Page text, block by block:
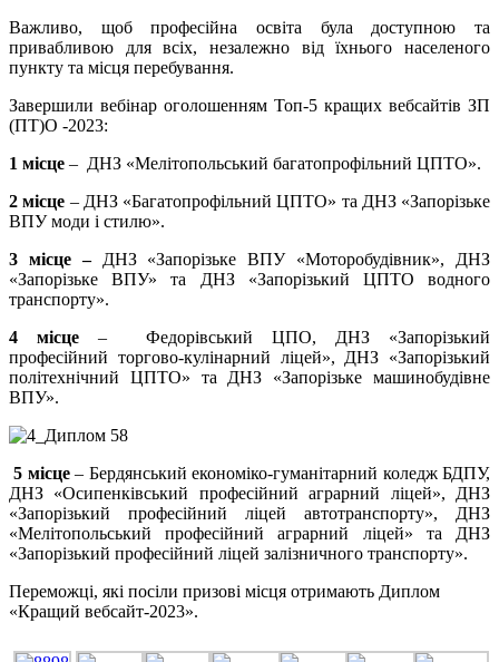
Важливо, щоб професійна освіта була доступною та
привабливою для всіх, незалежно від їхнього населеного
пункту та місця перебування.
Завершили вебінар оголошенням Топ-5 кращих вебсайтів ЗП
(ПТ)О -2023:
1 місце – ДНЗ «Мелітопольський багатопрофільний ЦПТО».
2 місце – ДНЗ «Багатопрофільний ЦПТО» та ДНЗ «Запорізьке
ВПУ моди і стилю».
3 місце –ДНЗ «Запорізьке ВПУ «Моторобудівник», ДНЗ
«Запорізьке ВПУ» та ДНЗ «Запорізький ЦПТО водного
транспорту».
4 місце – Федорівський ЦПО, ДНЗ «Запорізький
професійний торгово-кулінарний ліцей», ДНЗ «Запорізький
політехнічний ЦПТО» та ДНЗ «Запорізьке машинобудівне
ВПУ».
5 місце– Бердянський економіко-гуманітарний коледж БДПУ,
ДНЗ «Осипенківський професійний аграрний ліцей», ДНЗ
«Запорізький професійний ліцей автотранспорту», ДНЗ
«Мелітопольський професійний аграрний ліцей» та ДНЗ
«Запорізький професійний ліцей залізничного транспорту».
Переможці, які посіли призові місця отримають Диплом
«Кращий вебсайт-2023».